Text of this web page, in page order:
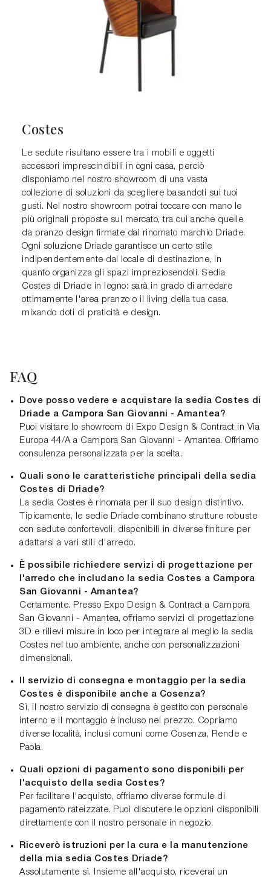
Costes
Le sedute risultano essere tra i mobili e oggetti
accessori imprescindibili in ogni casa, perciò
disponiamo nel nostro showroom di una vasta
collezione di soluzioni da scegliere basandoti sui tuoi
gusti. Nel nostro showroom potrai toccare con mano le
più originali proposte sul mercato, tra cui anche quelle
da pranzo design firmate dal rinomato marchio Driade.
Ogni soluzione Driade garantisce un certo stile
indipendentemente dal locale di destinazione, in
quanto organizza gli spazi impreziosendoli. Sedia
Costes di Driade in legno: sarà in grado di arredare
ottimamente l'area pranzo o il living della tua casa,
mixando doti di praticità e design.
FAQ
Dove posso vedere e acquistare la sedia Costes di
Driade a Campora San Giovanni - Amantea?
Puoi visitare lo showroom di Expo Design & Contract in Via
Europa 44/A a Campora San Giovanni - Amantea. Offriamo
consulenza personalizzata per la scelta.
Quali sono le caratteristiche principali della sedia
Costes di Driade?
La sedia Costes è rinomata per il suo design distintivo.
Tipicamente, le sedie Driade combinano strutture robuste
con sedute confortevoli, disponibili in diverse finiture per
adattarsi a vari stili d'arredo.
È possibile richiedere servizi di progettazione per
l'arredo che includano la sedia Costes a Campora
San Giovanni - Amantea?
Certamente. Presso Expo Design & Contract a Campora
San Giovanni - Amantea, offriamo servizi di progettazione
3D e rilievi misure in loco per integrare al meglio la sedia
Costes nel tuo ambiente, anche con personalizzazioni
dimensionali.
Il servizio di consegna e montaggio per la sedia
Costes è disponibile anche a Cosenza?
Sì, il nostro servizio di consegna è gestito con personale
interno e il montaggio è incluso nel prezzo. Copriamo
diverse località, inclusi comuni come Cosenza, Rende e
Paola.
Quali opzioni di pagamento sono disponibili per
l'acquisto della sedia Costes?
Per facilitare l'acquisto, offriamo diverse formule di
pagamento rateizzate. Puoi discutere le opzioni disponibili
direttamente con il nostro personale in negozio.
Riceverò istruzioni per la cura e la manutenzione
della mia sedia Costes Driade?
Assolutamente sì. Insieme all'acquisto, riceverai un